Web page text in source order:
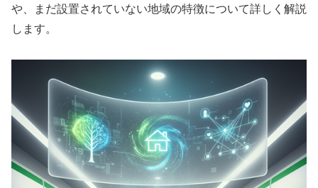
や、まだ設置されていない地域の特徴について詳しく解説
します。